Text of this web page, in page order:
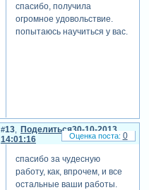
спасибо, получила
огромное удовольствие.
попытаюсь научиться у вас.
Поделиться
13
30-10-2013
14:01:16
спасибо за чудесную
работу, как, впрочем, и все
остальные ваши работы.
0